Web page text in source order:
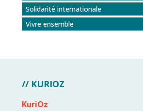
Solidarité internationale
Vivre ensemble
// KURIOZ
KuriOz